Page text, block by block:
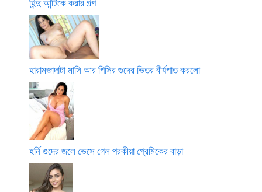
হারামজাদাটা মাসি আর পিসির গুদের ভিতর বীর্যপাত করলো
হর্নি গুদের জলে ভেসে গেল পরকীয়া প্রেমিকের বাড়া